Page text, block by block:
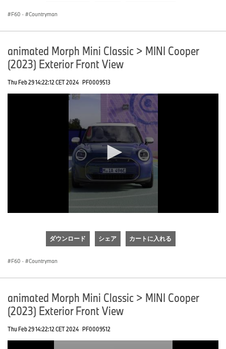
F60 · Countryman
animated Morph Mini Classic > MINI Cooper
(2023) Exterior Front View
Thu Feb 29 14:22:12 CET 2024 PF0009513
ダウンロード シェア カートに入れる
F60 · Countryman
animated Morph Mini Classic > MINI Cooper
(2023) Exterior Front View
Thu Feb 29 14:22:12 CET 2024 PF0009512